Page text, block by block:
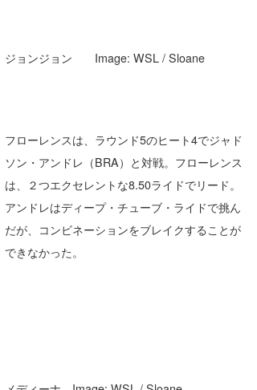
ジョンジョン Image: WSL / Sloane
フローレンスは、ラウンド5のヒート4でジャド
ソン・アンドレ（BRA）と対戦。フローレンス
は、２つエクセレントな8.50ライドでリード。
アンドレはディープ・チューブ・ライドで挑ん
だが、コンビネーションをブレイクすることが
できなかった。